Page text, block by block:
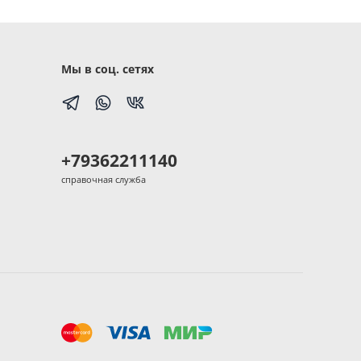
Мы в соц. сетях
+79362211140
справочная служба